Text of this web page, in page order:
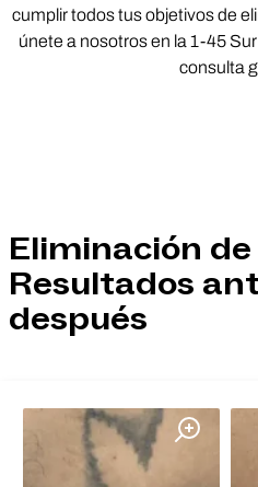
cumplir todos tus objetivos de
únete a nosotros en la 1-45
consulta
Eliminación
Resultados
después